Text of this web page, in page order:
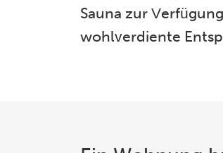
Sauna zur
wohlverdiente